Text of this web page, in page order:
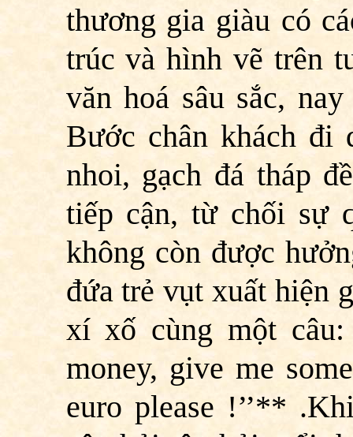
thương gia giàu có
trúc và hình vẽ trên
văn hoá sâu sắc,
Bước chân khách đi
nhoi, gạch đá tháp
tiếp cận, từ chối sự
không còn được
đứa trẻ vụt xuất hiện
xí xố cùng một
money, give me
euro please !’’**